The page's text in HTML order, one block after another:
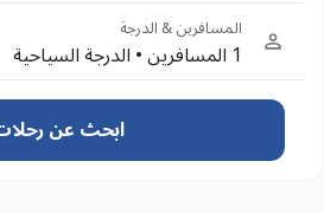
المسافرين & الدرجة
1 المسافرين •الدرجة السياحية
ابحث عن